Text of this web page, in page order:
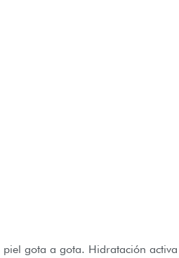
gota a gota. Hidratación